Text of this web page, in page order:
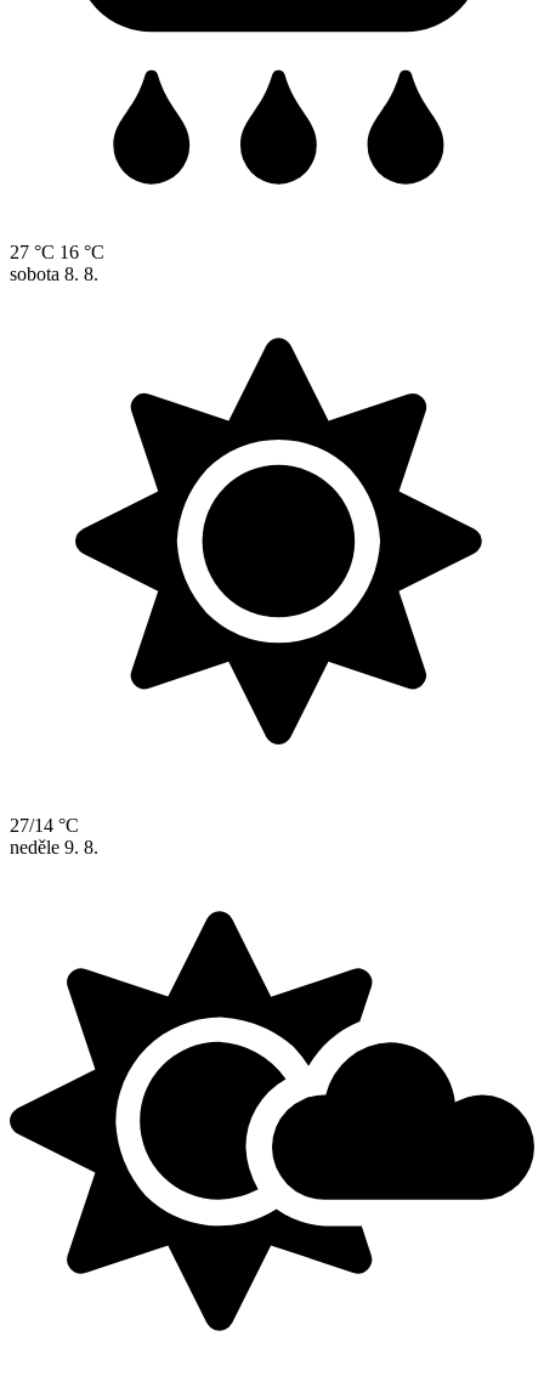
27 °C 16 °C
sobota 8. 8.
27/14 °C
neděle 9. 8.